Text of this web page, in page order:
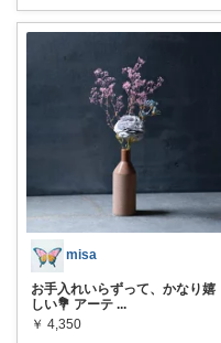
misa
お手入れいらずって、かなり嬉
しい💐 アーテ ...
￥ 4,350